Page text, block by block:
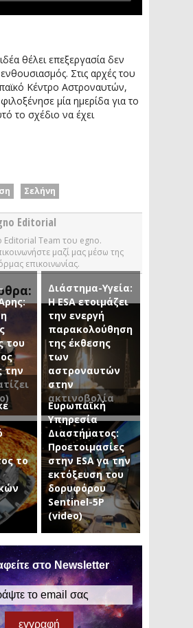
θέλει επεξεργασία δεν
Στις αρχές του
Κέντρο Αστροναυτών,
μία ημερίδα για το
το σχέδιο να έχει
Σελήνη
Editorial
Editorial Team του egno.
μαζί μας μέσω της
επικοινωνίας.
του
την
Διάστημα-Υγεία:
H ESA ετοιμάζει
την ενεργή
παρακολούθηση
της έκθεσης
των
αστροναυτών
στην
ακτινοβολία
το
Ευρωπαϊκή
Υπηρεσία
Διαστήματος:
Προετοιμασίες
στην ESA γα την
εκτόξευση του
δορυφόρου
Sentinel-5P
(video)
στο Newsletter